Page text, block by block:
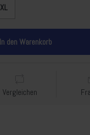
XL
In den Warenkorb
Vergleichen